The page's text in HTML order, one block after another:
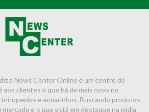
a News Center Online é um centro de
aos clientes o que há de mais novo no
brinquedos e armarinhos. Buscando produtos
e o que está em destaque na mídia